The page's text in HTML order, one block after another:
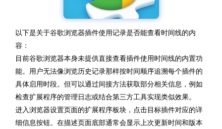
以下是关于谷歌浏览器插件使用记录是否能查看时间线的内
容：
目前谷歌浏览器本身未提供直接查看插件使用时间线的内置功
能。用户无法像浏览历史记录那样按时间顺序追溯每个插件的
具体启用时段。但可以通过间接方法获取部分相关信息，例如
检查扩展程序的管理日志或结合第三方工具实现类似效果。
进入浏览器设置页面的扩展程序板块，点击目标插件对应的详
细信息按钮。在描述页面底部通常会显示上次更新时间和版本